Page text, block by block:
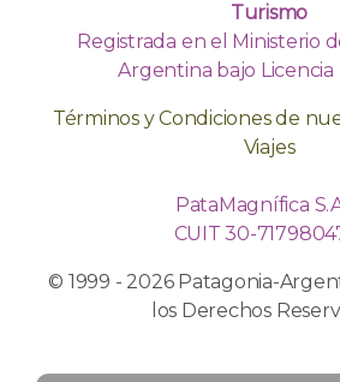
Turismo
Registrada en el Ministerio
Argentina bajo Licencia
Términos y Condiciones de
Viajes
PataMagnífica
CUIT 30-
© 1999 - 2026 Patagonia-
los Derechos